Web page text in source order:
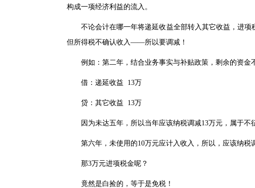
构成一项经济利益的流入。
不论会计在哪一年将递延收益全部转入其它收益，进项
但所得税不确认收入——所以要调减！
例如：第二年，结合业务事实与补贴政策，剩余的资金
借：递延收益 13万
贷：其它收益 13万
因为未达五年，所以当年应该纳税调减13万元，属于不征
第六年，未使用的10万元应计入收入，所以，应该纳税
那3万元进项税金呢？
竟然是白捡的，等于是免税！